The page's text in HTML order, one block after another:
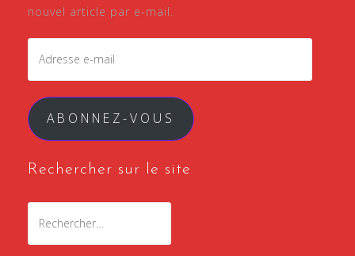
nouvel article par e-mail.
ABONNEZ-VOUS
Rechercher sur le site